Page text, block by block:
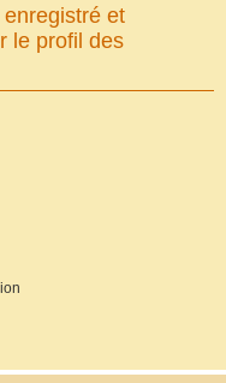
et
le profil des